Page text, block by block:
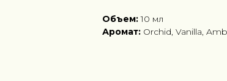
Объем:10 мл
Аромат: Orchid, Vanilla,